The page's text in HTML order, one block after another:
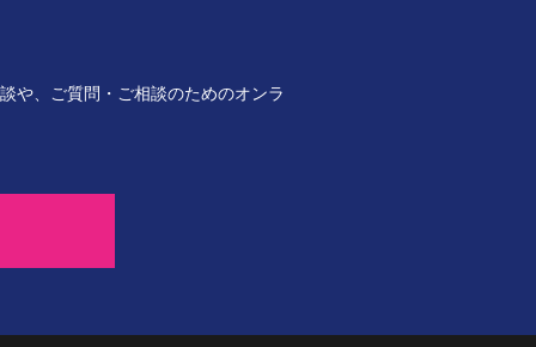
や、ご質問・ご相談のためのオンラ